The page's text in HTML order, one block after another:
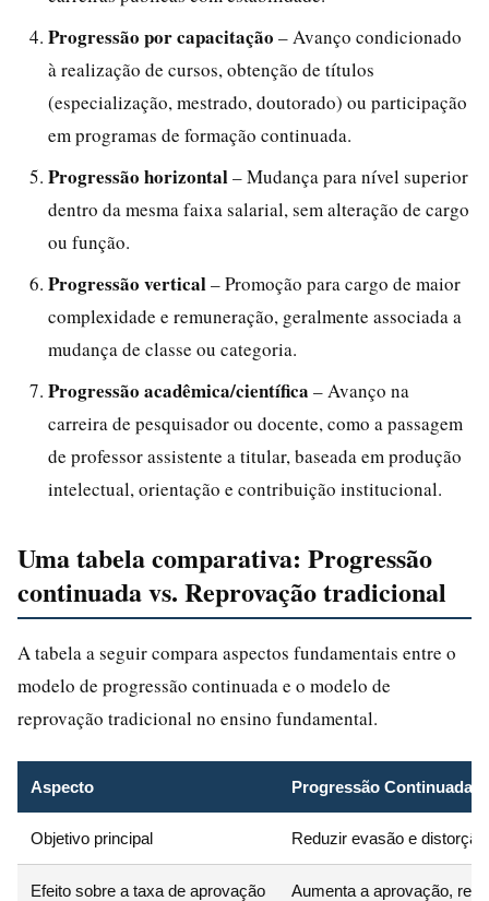
Progressão por capacitação – Avanço condicionado
à realização de cursos, obtenção de títulos
(especialização, mestrado, doutorado) ou participação
em programas de formação continuada.
Progressão horizontal– Mudança para nível superior
dentro da mesma faixa salarial, sem alteração de cargo
ou função.
Progressão vertical– Promoção para cargo de maior
complexidade e remuneração, geralmente associada a
mudança de classe ou categoria.
Progressão acadêmica/científica – Avanço na
carreira de pesquisador ou docente, como a passagem
de professor assistente a titular, baseada em produção
intelectual, orientação e contribuição institucional.
Uma tabela comparativa: Progressão
continuada vs. Reprovação tradicional
A tabela a seguir compara aspectos fundamentais entre o
modelo de progressão continuada e o modelo de
reprovação tradicional no ensino fundamental.
Aspecto Progressão Continuada
Objetivo principal Reduzir evasão e
Efeito sobre a taxa de aprovação Aumenta a aprovação,